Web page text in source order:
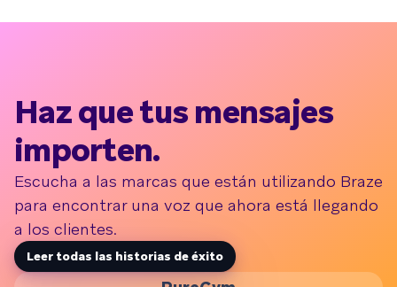
Haz que tus mensajes
importen.
Escucha a las marcas que están utilizando Braze
para encontrar una voz que ahora está llegando
a los clientes.
Leer todas las historias de éxito